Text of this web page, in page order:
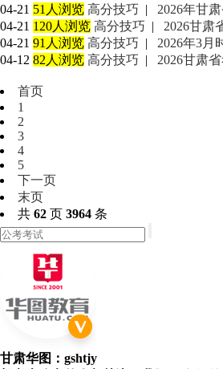
04-21 51人浏览 高分技巧 |
2026年甘
04-21 120人浏览 高分技巧 |
2026甘肃
04-21 91人浏览 高分技巧 |
2026年3月
04-12 82人浏览 高分技巧 | 2026甘肃
首页
1
2
3
4
5
下一页
末页
共 62 页 3964 条
甘肃华图：gshtjy